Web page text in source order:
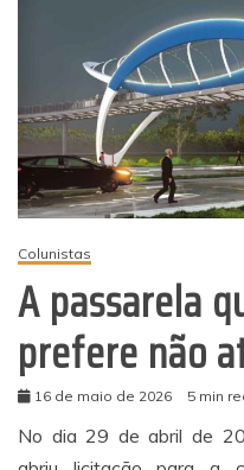
Colunistas
A passarela
prefere não
16 de maio de 2026 5 min
No dia 29 de abril de